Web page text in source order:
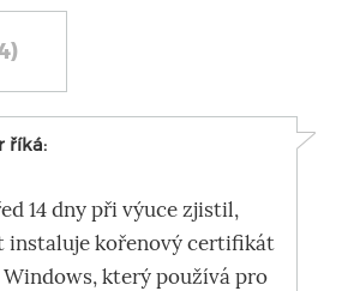
říká:
14 dny při výuce zjistil,
instaluje kořenový certifikát
který používá pro